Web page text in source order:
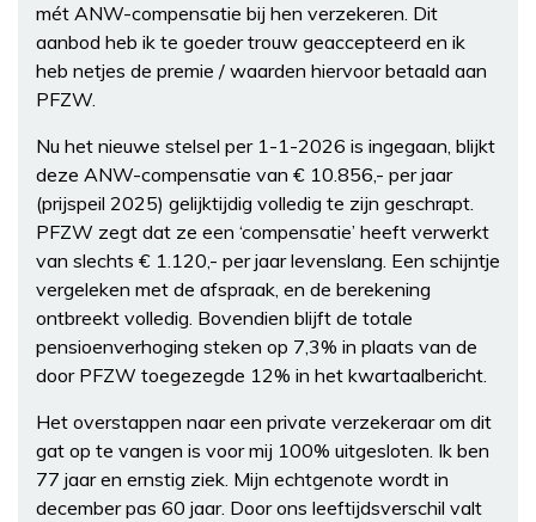
mét ANW-compensatie bij hen verzekeren. Dit
aanbod heb ik te goeder trouw geaccepteerd en ik
heb netjes de premie / waarden hiervoor betaald aan
PFZW.
Nu het nieuwe stelsel per 1-1-2026 is ingegaan, blijkt
deze ANW-compensatie van € 10.856,- per jaar
(prijspeil 2025) gelijktijdig volledig te zijn geschrapt.
PFZW zegt dat ze een ‘compensatie’ heeft verwerkt
van slechts € 1.120,- per jaar levenslang. Een schijntje
vergeleken met de afspraak, en de berekening
ontbreekt volledig. Bovendien blijft de totale
pensioenverhoging steken op 7,3% in plaats van de
door PFZW toegezegde 12% in het kwartaalbericht.
Het overstappen naar een private verzekeraar om dit
gat op te vangen is voor mij 100% uitgesloten. Ik ben
77 jaar en ernstig ziek. Mijn echtgenote wordt in
december pas 60 jaar. Door ons leeftijdsverschil valt